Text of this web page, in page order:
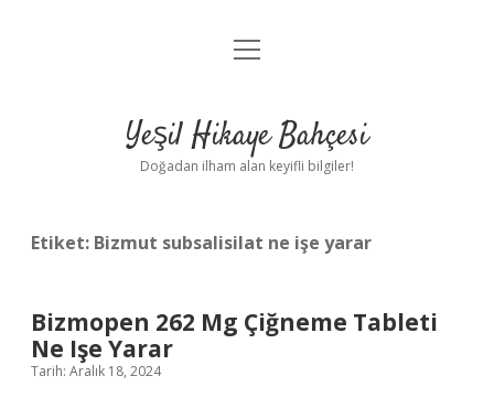
Anasayfa
Yasal Uyarı
menüyü
Yeşil Hikaye Bahçesi
Doğadan ilham alan keyifli bilgiler!
Etiket: Bizmut subsalisilat ne işe yarar
Bizmopen 262 Mg Çiğneme Tableti
Ne Işe Yarar
Tarih: Aralık 18, 2024